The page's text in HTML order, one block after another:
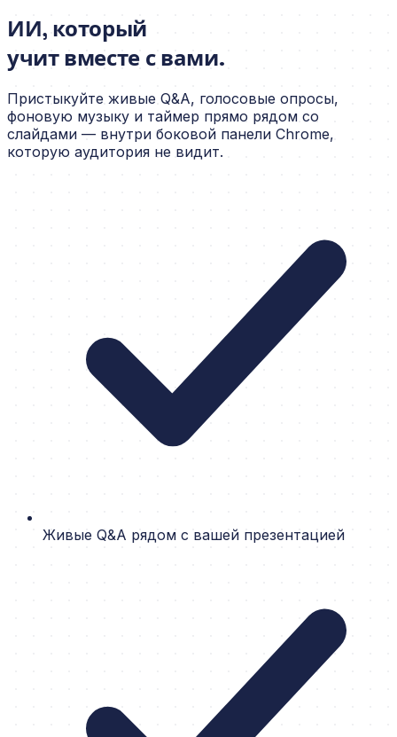
ИИ, который
учит вместе с вами.
Пристыкуйте живые Q&A, голосовые опросы,
фоновую музыку и таймер прямо рядом со
слайдами — внутри боковой панели Chrome,
которую аудитория не видит.
Живые Q&A рядом с вашей презентацией